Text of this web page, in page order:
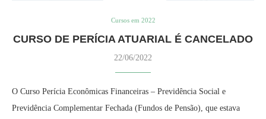
Cursos em 2022
CURSO DE PERÍCIA ATUARIAL É CANCELADO
22/06/2022
O Curso Perícia Econômicas Financeiras – Previdência Social e
Previdência Complementar Fechada (Fundos de Pensão), que estava